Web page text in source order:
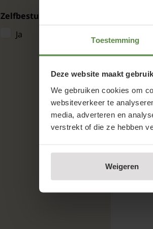
Toestemming
Deze website maakt
We gebruiken cookies om
websiteverkeer te
media, adverteren en
verstrekt of die ze hebben
Weigeren
Zuilfruit
Zelfbestuivend
Ja
Let
zijn
dan